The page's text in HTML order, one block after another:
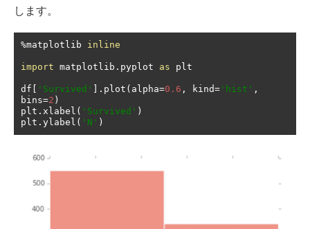
します。
%matplotlib inline
import matplotlib . pyplot as plt
df [ 'Survived' ]. plot ( alpha=0.6 , kind= 'hist' ,
bins=2 )
plt . xlabel ( 'Survived' )
plt . ylabel ( 'N' )